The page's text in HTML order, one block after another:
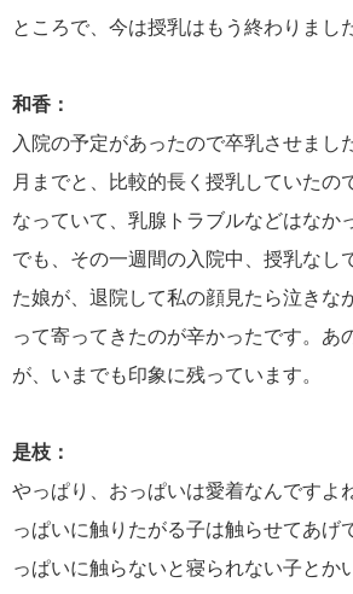
ところで、今は授乳はもう終わりまし
和香：
入院の予定があったので卒乳させまし
月までと、比較的長く授乳していたの
なっていて、乳腺トラブルなどはなか
でも、その一週間の入院中、授乳なし
た娘が、退院して私の顔見たら泣きな
って寄ってきたのが辛かったです。あ
が、いまでも印象に残っています。
是枝：
やっぱり、おっぱいは愛着なんですよ
っぱいに触りたがる子は触らせてあげ
っぱいに触らないと寝られない子とか